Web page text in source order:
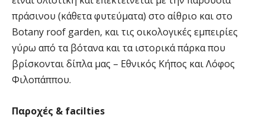
πράσινου (κάθετα φυτεύματα) στο αίθριο και στο
Botany roοf garden, και τις οικολογικές εμπειρίες
γύρω από τα βότανα και τα ιστορικά πάρκα που
βρίσκονται δίπλα μας – Εθνικός Κήπος και Λόφος
Φιλοπάππου.
Παροχές & facilties